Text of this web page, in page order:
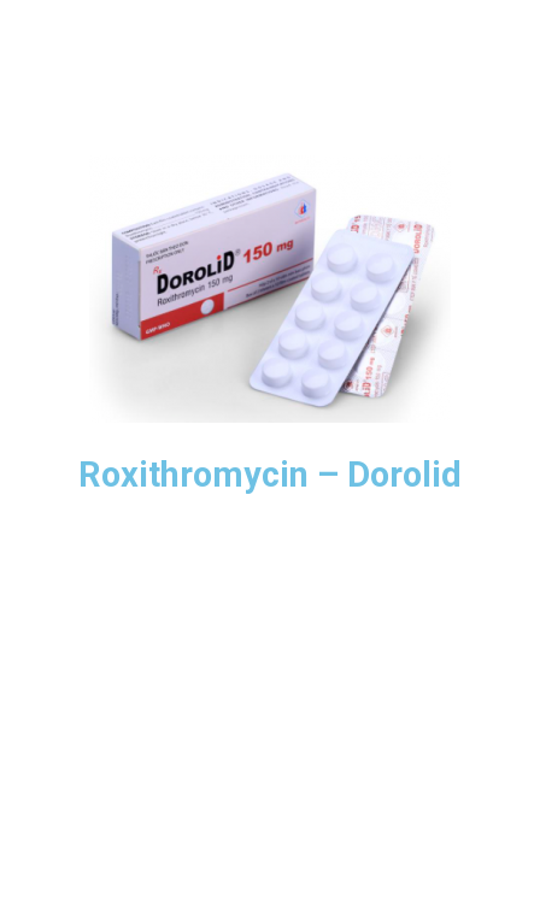
Roxithromycin – Dorolid